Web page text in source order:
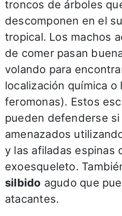
troncos de árboles
descomponen en el
tropical. Los machos
de comer pasan
volando para
localización química o
feromonas). Estos
pueden defenderse
amenazados
y las afiladas espinas
exoesqueleto.
silbido agudo que
atacantes.